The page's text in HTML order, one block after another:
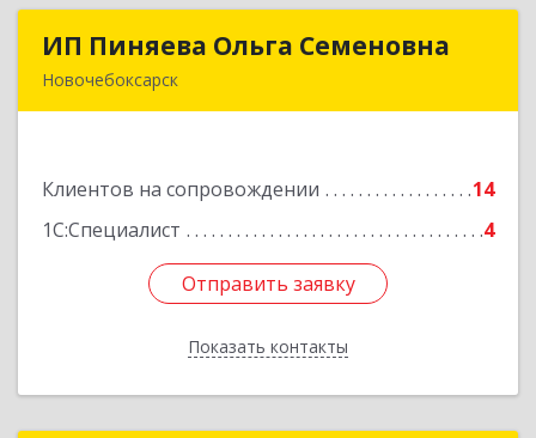
ИП Пиняева Ольга Семеновна
Новочебоксарск
Клиентов на сопровождении
14
1С:Специалист
4
Отправить заявку
Показать контакты
ИП Пиняева Ольга Семеновна
Подробнее
Отправить заявку
Назад